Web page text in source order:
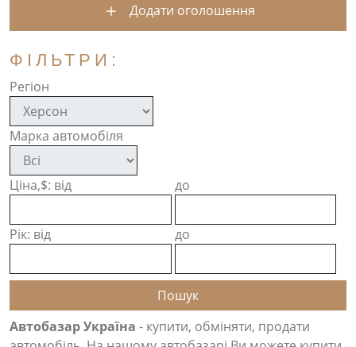
Додати оголошення
ФІЛЬТРИ:
Регіон
Марка автомобіля
Ціна,$: від до
Рік: від до
Автобазар Україна - купити, обміняти, продати